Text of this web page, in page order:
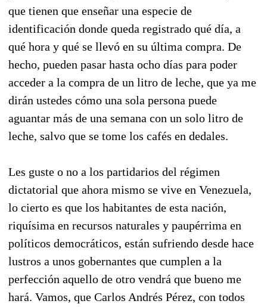
que tienen que enseñar una especie de
identificación donde queda registrado qué día, a
qué hora y qué se llevó en su última compra. De
hecho, pueden pasar hasta ocho días para poder
acceder a la compra de un litro de leche, que ya me
dirán ustedes cómo una sola persona puede
aguantar más de una semana con un solo litro de
leche, salvo que se tome los cafés en dedales.
Les guste o no a los partidarios del régimen
dictatorial que ahora mismo se vive en Venezuela,
lo cierto es que los habitantes de esta nación,
riquísima en recursos naturales y paupérrima en
políticos democráticos, están sufriendo desde hace
lustros a unos gobernantes que cumplen a la
perfección aquello de otro vendrá que bueno me
hará. Vamos, que Carlos Andrés Pérez, con todos